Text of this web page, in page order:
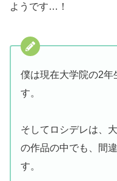
ようです…！
僕は現在大学院の2年
す。
そしてロシデレは、
の作品の中でも、間
す。